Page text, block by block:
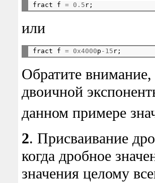
fract f = 0.5
или
fract f = 0x4000p -15
Обратите
двоичной
данном примере
2. Присваивание
когда дробное
значения целому